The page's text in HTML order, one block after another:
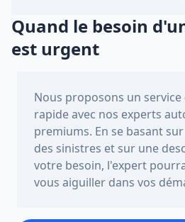
Quand le besoin
est urgent
Nous proposons un
rapide avec nos experts
premiums. En se basant
des sinistres et sur une
votre besoin, l'expert
vous aiguiller dans vos